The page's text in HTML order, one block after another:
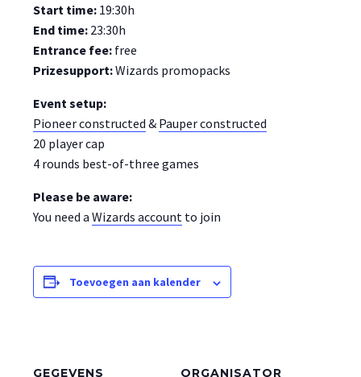
Start time: 19:30h
End time: 23:30h
Entrance fee: free
Prizesupport:Wizards promopacks
Event setup:
Pioneer constructed & Pauper constructed
20 player cap
4 rounds best-of-three games
Please be aware:
You need a Wizards account to join
Toevoegen aan kalender
GEGEVENS ORGANISATOR